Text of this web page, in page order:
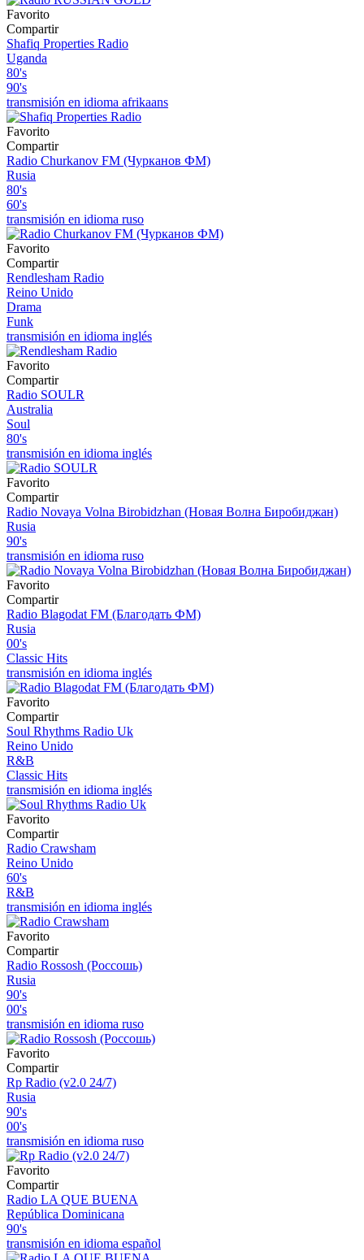
Favorito
Compartir
Shafiq Properties Radio
Uganda
80's
90's
transmisión en idioma afrikaans
Favorito
Compartir
Radio Churkanov FM (Чурканов ФМ)
Rusia
80's
60's
transmisión en idioma ruso
Favorito
Compartir
Rendlesham Radio
Reino Unido
Drama
Funk
transmisión en idioma inglés
Favorito
Compartir
Radio SOULR
Australia
Soul
80's
transmisión en idioma inglés
Favorito
Compartir
Radio Novaya Volna Birobidzhan (Новая Волна Биробиджан)
Rusia
90's
transmisión en idioma ruso
Favorito
Compartir
Radio Blagodat FM (Благодать ФМ)
Rusia
00's
Classic Hits
transmisión en idioma inglés
Favorito
Compartir
Soul Rhythms Radio Uk
Reino Unido
R&B
Classic Hits
transmisión en idioma inglés
Favorito
Compartir
Radio Crawsham
Reino Unido
60's
R&B
transmisión en idioma inglés
Favorito
Compartir
Radio Rossosh (Россошь)
Rusia
90's
00's
transmisión en idioma ruso
Favorito
Compartir
Rp Radio (v2.0 24/7)
Rusia
90's
00's
transmisión en idioma ruso
Favorito
Compartir
Radio LA QUE BUENA
República Dominicana
90's
transmisión en idioma español